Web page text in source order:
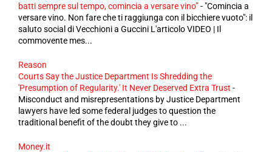
batti sempre sul tempo, comincia a versare vino”- "Comincia a
versare vino. Non fare che ti raggiunga con il bicchiere vuoto": il
saluto social di Vecchioni a Guccini L'articolo VIDEO | Il
commovente mes...
Reason
Courts Say the Justice Department Is Shredding the
'Presumption of Regularity.' It Never Deserved Extra Trust -
Misconduct and misrepresentations by Justice Department
lawyers have led some federal judges to question the
traditional benefit of the doubt they give to ...
Money.it